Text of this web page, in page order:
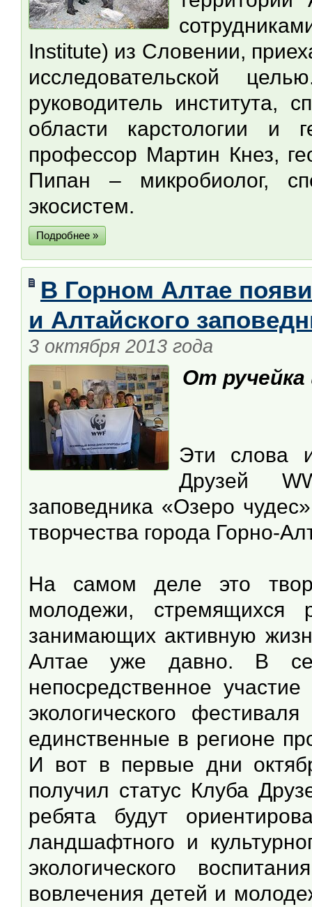
Institute) из Словении,
исследовательской
руководитель института,
области карстологии и
профессор Мартин Кнез,
Пипан – микробиолог,
экосистем.
Подробнее »
В Горном Алтае
и Алтайского
3 октября 2013 года
От ручейка
Эти слова
Друзей
заповедника «Озеро
творчества города Горно-
На самом деле это
молодежи, стремящихся
занимающих активную
Алтае уже давно. В
непосредственное
экологического
единственные в регионе
И вот в первые дни
получил статус Клуба
ребята будут
ландшафтного и
экологического
вовлечения детей и